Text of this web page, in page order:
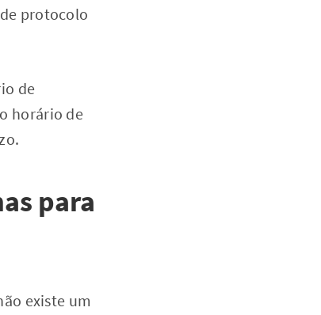
protocolo
de
horário de
para
existe um